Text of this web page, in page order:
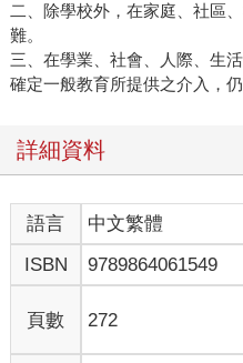
二、除學校外，在家庭、社區
難。
三、在學業、社會、人際、生
確定一般教育所提供之介入，仍
詳細資料
語言 中文繁體
ISBN
9789864061549
頁數 272